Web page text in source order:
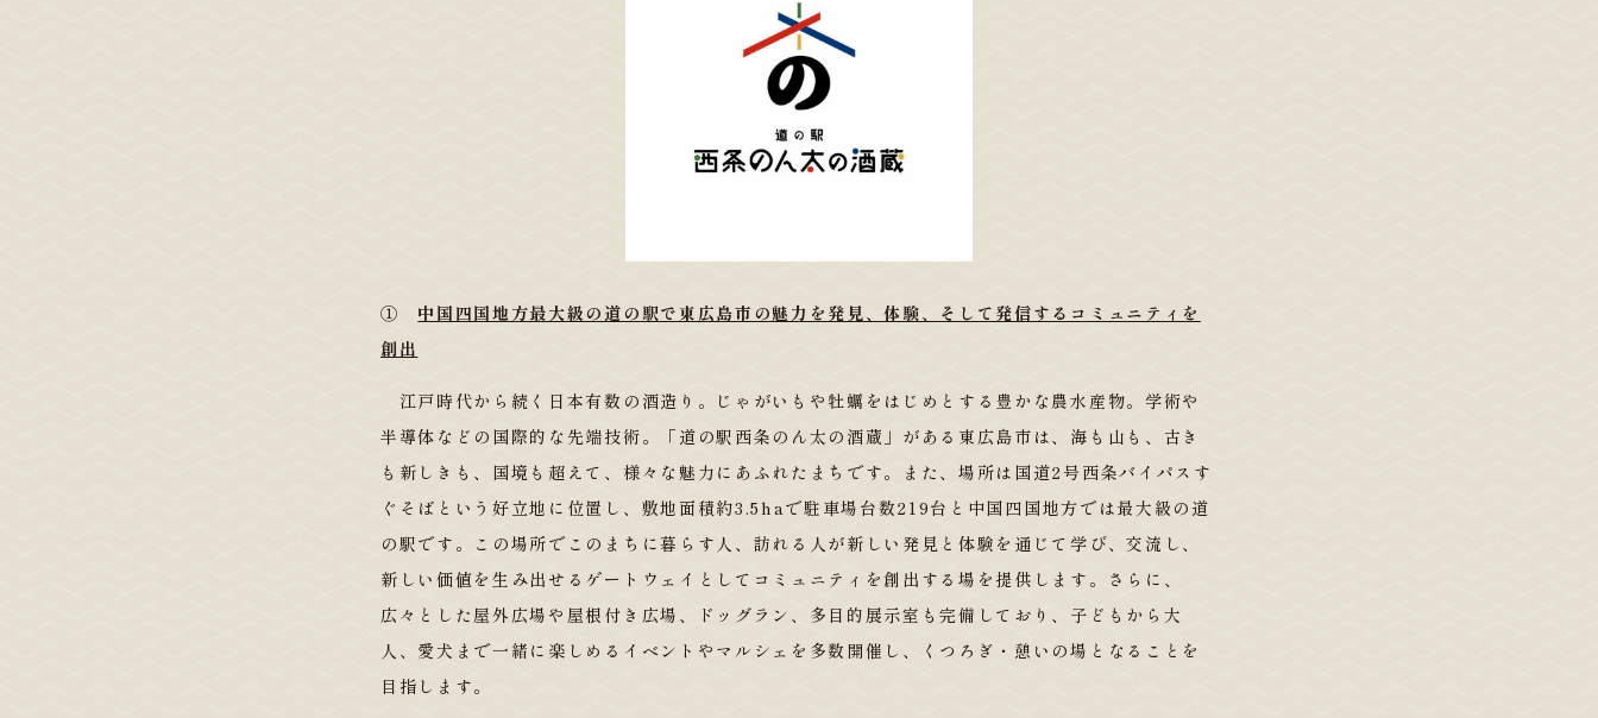
① 中国四国地方最大級の道の駅で東広島市の魅力を発見、体験、そして発信するコミュニティを
創出
江戸時代から続く日本有数の酒造り。じゃがいもや牡蠣をはじめとする豊かな農水産物。学術や
半導体などの国際的な先端技術。「道の駅西条のん太の酒蔵」がある東広島市は、海も山も、古き
も新しきも、国境も超えて、様々な魅力にあふれたまちです。また、場所は国道2号西条バイパスす
ぐそばという好立地に位置し、敷地面積約3.5haで駐車場台数219台と中国四国地方では最大級の道
の駅です。この場所でこのまちに暮らす人、訪れる人が新しい発見と体験を通じて学び、交流し、
新しい価値を生み出せるゲートウェイとしてコミュニティを創出する場を提供します。さらに、
広々とした屋外広場や屋根付き広場、ドッグラン、多目的展示室も完備しており、子どもから大
人、愛犬まで一緒に楽しめるイベントやマルシェを多数開催し、くつろぎ・憩いの場となることを
目指します。